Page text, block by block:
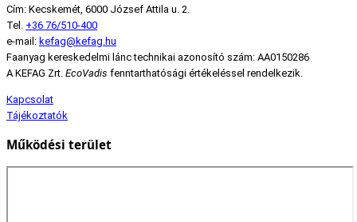
Cím: Kecskemét, 6000 József Attila u. 2.
Tel. +36 76/510-400
e-mail: kefag@kefag.hu
Faanyag kereskedelmi lánc technikai azonosító szám: AA0150286
A KEFAG Zrt. EcoVadis fenntarthatósági értékeléssel rendelkezik.
Kapcsolat
Tájékoztatók
Működési terület